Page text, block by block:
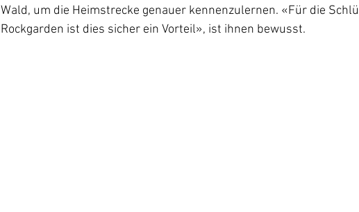
Wald, um die Heimstrecke genauer kennenzulernen. «Für die
Rockgarden ist dies sicher ein Vorteil», ist ihnen bewusst.